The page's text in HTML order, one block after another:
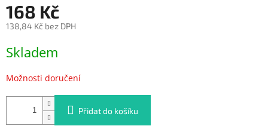
168 Kč
138,84 Kč bez DPH
cena:
Skladem
Možnosti doručení
Přidat do košíku